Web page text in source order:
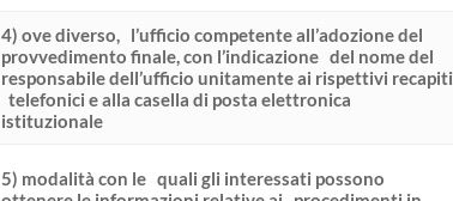
4) ove diverso, l’ufficio competente all’adozione del
provvedimento finale, con l’indicazione del nome del
responsabile dell’ufficio unitamente ai rispettivi recapiti
telefonici e alla casella di posta elettronica
istituzionale
5) modalità con le quali gli interessati possono